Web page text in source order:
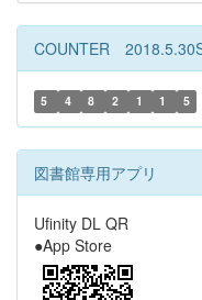
COUNTER
5 4 8 2 1 1 5
図書館専用アプリ
Ufinity DL QR
●App Store